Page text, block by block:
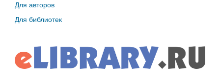
Для авторов
Для библиотек